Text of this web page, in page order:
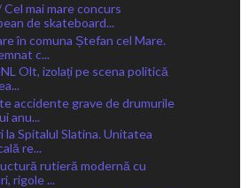
mai mare concurs
de skateboard...
în comuna Ștefan cel Mare.
c...
Olt, izolați pe scena politică
accidente grave de drumurile
anu...
la Spitalul Slatina. Unitatea
re...
rutieră modernă cu
rigole ...